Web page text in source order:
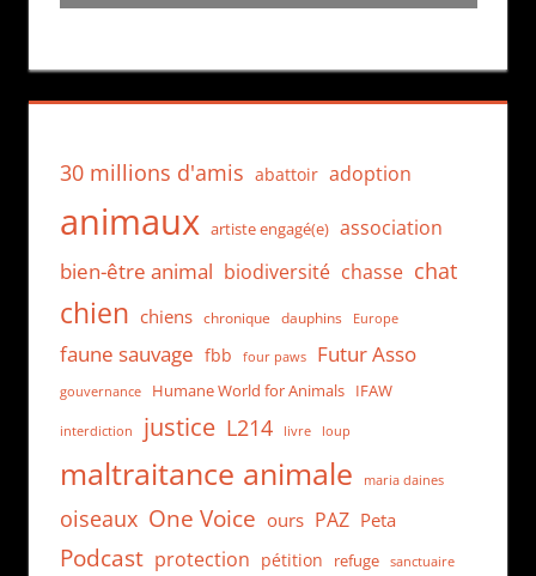
30 millions d'amis abattoir adoption
animaux artiste engagé(e) association
bien-être animal biodiversité chasse chat
chien chiens chronique dauphins Europe
faune sauvage fbb four paws Futur Asso
gouvernance Humane World for Animals IFAW
interdiction justice L214 livre loup
maltraitance animale maria daines
oiseaux One Voice ours PAZ Peta
Podcast protection pétition refuge sanctuaire